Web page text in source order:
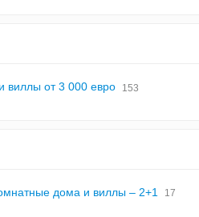
виллы от 3 000 евро 153
дома и виллы – 2+1 17